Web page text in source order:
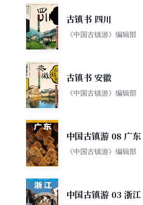
古镇书 四川
《中国古镇游》编辑部
古镇书 安徽
《中国古镇游》编辑部
中国古镇游 08 广东
《中国古镇游》编辑部
中国古镇游 03 浙江